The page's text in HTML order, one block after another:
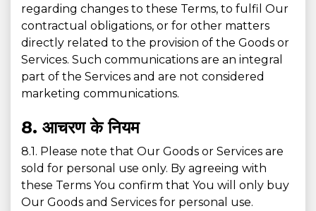
regarding changes to these Terms, to fulfil Our
contractual obligations, or for other matters
directly related to the provision of the Goods or
Services. Such communications are an integral
part of the Services and are not considered
marketing communications.
8. आचरण के नियम
8.1. Please note that Our Goods or Services are
sold for personal use only. By agreeing with
these Terms You confirm that You will only buy
Our Goods and Services for personal use.